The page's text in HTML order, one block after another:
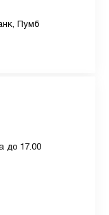
до 17.00
Пумб